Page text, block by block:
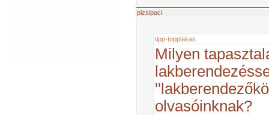
pizsipaci
tipp-topplakas
Milyen
olvasóinknak?